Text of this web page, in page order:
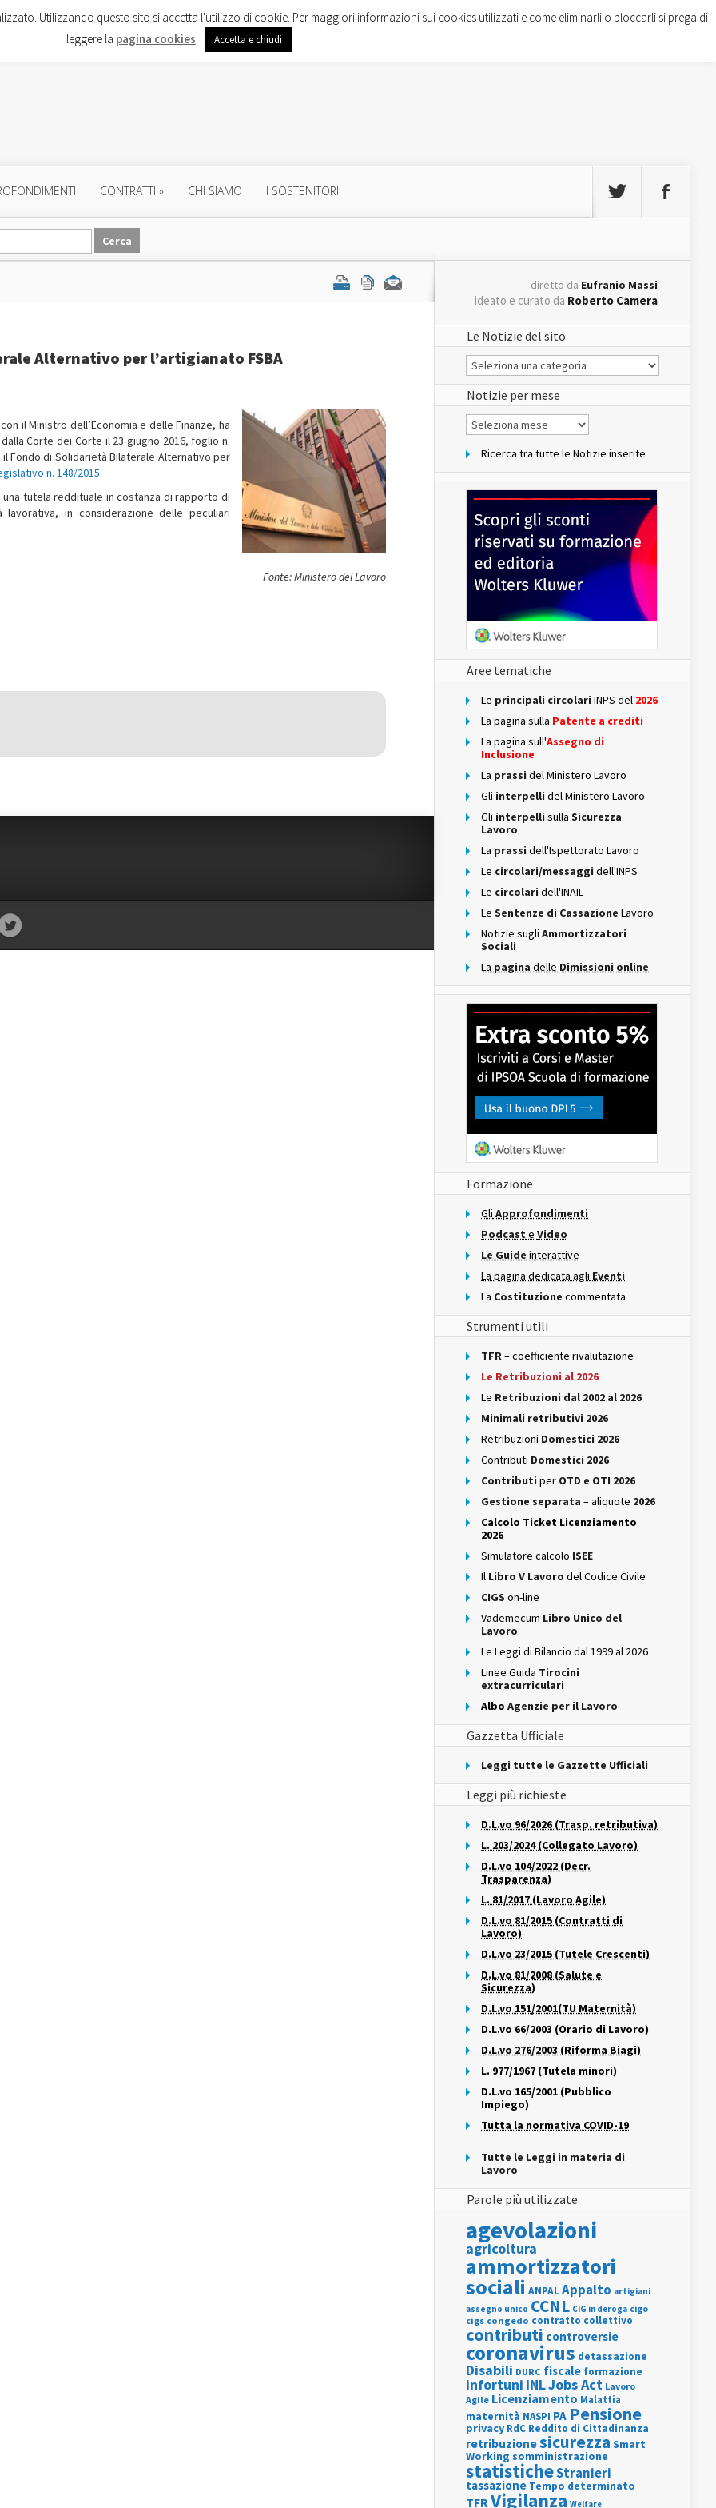
CONTRATTI » CHI SIAMO I SOSTENITORI
Alternativo per l’artigianato FSBA
il Ministro dell’Economia e delle Finanze, ha
Corte dei Corte il 23 giugno 2016, foglio n.
Fondo di Solidarietà Bilaterale Alternativo per
n. 148/2015.
tutela reddituale in costanza di rapporto di
in considerazione delle peculiari
Fonte: Ministero del Lavoro
diretto da Eufranio Massi
ideato e curato da Roberto Camera
Le Notizie del sito
Le
Notizie
del
sito
Notizie per mese
Notizie
per
Ricerca tra tutte le Notizie inserite
Aree tematiche
Le principali circolari INPS del 2026
La pagina sulla Patente a crediti
La pagina sull'Assegno di
Inclusione
La prassi del Ministero Lavoro
Gli interpelli del Ministero Lavoro
Gli interpelli sulla Sicurezza
Lavoro
La prassi dell'Ispettorato Lavoro
Le circolari/messaggi dell'INPS
Le circolari dell'INAIL
Le Sentenze di Cassazione Lavoro
Notizie sugli Ammortizzatori
Sociali
La pagina delle Dimissioni online
Formazione
Gli Approfondimenti
Podcast e Video
Le Guide interattive
La pagina dedicata agli Eventi
La Costituzione commentata
Strumenti utili
TFR– coefficiente rivalutazione
Le Retribuzioni al 2026
Le Retribuzioni dal 2002 al 2026
Minimali retributivi 2026
Retribuzioni Domestici 2026
Contributi Domestici 2026
Contributi per OTD e OTI 2026
Gestione separata – aliquote 2026
Calcolo Ticket Licenziamento
2026
Simulatore calcolo ISEE
Il Libro V Lavoro del Codice Civile
CIGS on-line
Vademecum Libro Unico del
Lavoro
Le Leggi di Bilancio dal 1999 al 2026
Linee Guida Tirocini
extracurriculari
Albo Agenzie per il Lavoro
Gazzetta Ufficiale
Leggi tutte le Gazzette Ufficiali
Leggi più richieste
D.L.vo 96/2026 (Trasp. retributiva)
L. 203/2024 (Collegato Lavoro)
D.L.vo 104/2022 (Decr.
Trasparenza)
L. 81/2017 (Lavoro Agile)
D.L.vo 81/2015 (Contratti di
Lavoro)
D.L.vo 23/2015 (Tutele Crescenti)
D.L.vo 81/2008 (Salute e
Sicurezza)
D.L.vo 151/2001(TU Maternità)
D.L.vo 66/2003 (Orario di Lavoro)
D.L.vo 276/2003 (Riforma Biagi)
L. 977/1967 (Tutela minori)
D.L.vo 165/2001 (Pubblico
Impiego)
Tutta la normativa COVID-19
Tutte le Leggi in materia di
Lavoro
Parole più utilizzate
agevolazioni
agricoltura
ammortizzatori
sociali ANPALAppalto artigiani
assegno unico CCNL CIG in deroga cigo
cigs congedo contratto collettivo
contributi controversie
coronavirus detassazione
Disabili DURC fiscale formazione
infortuni INLJobs Act Lavoro
Agile Licenziamento Malattia
maternità NASPI PA Pensione
privacy RdC Reddito di Cittadinanza
retribuzionesicurezza Smart
Working somministrazione
statisticheStranieri
tassazione Tempo determinato
TFRVigilanza Welfare
Utilizzando questo sito si accetta l'utilizzo di cookie. Per maggiori informazioni sui cookies utilizzati e come eliminarli o bloccarli si prega di
leggere la pagina cookies. Accetta e chiudi